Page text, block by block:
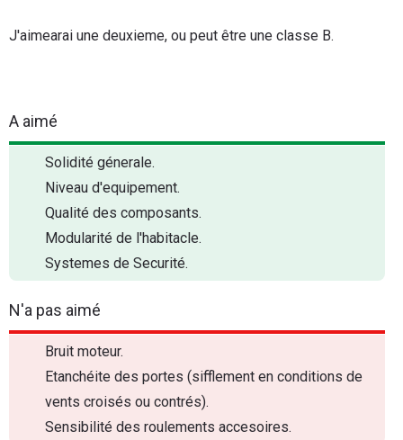
J'aimearai une deuxieme, ou peut être une classe B.
A aimé
Solidité génerale.
Niveau d'equipement.
Qualité des composants.
Modularité de l'habitacle.
Systemes de Securité.
N'a pas aimé
Bruit moteur.
Etanchéite des portes (sifflement en conditions de
vents croisés ou contrés).
Sensibilité des roulements accesoires.